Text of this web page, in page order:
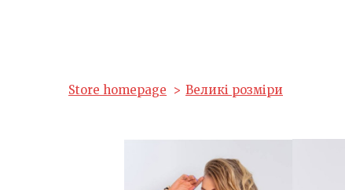
Store homepage Великі розміри